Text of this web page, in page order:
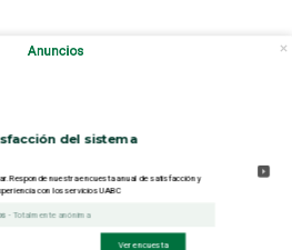
UTC-8
la ética en la era de
artificial generativa:
y prácticas en la
Anuncios
del sistema
Responde nuestra encuesta anual de satisfacción y
con los servicios UABC
- Totalmente anónima
Ver encuesta